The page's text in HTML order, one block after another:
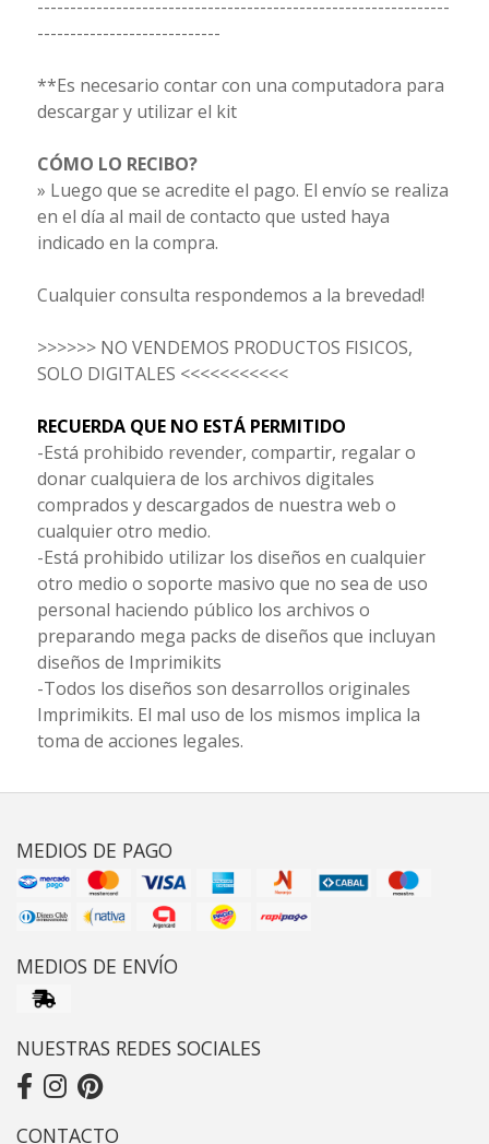
---------------------------------------------------------------
----------------------------
**Es necesario contar con una computadora para
descargar y utilizar el kit
CÓMO LO RECIBO?
» Luego que se acredite el pago. El envío se realiza
en el día al mail de contacto que usted haya
indicado en la compra.
Cualquier consulta respondemos a la brevedad!
>>>>>> NO VENDEMOS PRODUCTOS FISICOS,
SOLO DIGITALES <<<<<<<<<<<
RECUERDA QUE NO ESTÁ PERMITIDO
-Está prohibido revender, compartir, regalar o
donar cualquiera de los archivos digitales
comprados y descargados de nuestra web o
cualquier otro medio.
-Está prohibido utilizar los diseños en cualquier
otro medio o soporte masivo que no sea de uso
personal haciendo público los archivos o
preparando mega packs de diseños que incluyan
diseños de Imprimikits
-Todos los diseños son desarrollos originales
Imprimikits. El mal uso de los mismos implica la
toma de acciones legales.
MEDIOS DE PAGO
MEDIOS DE ENVÍO
NUESTRAS REDES SOCIALES
CONTACTO